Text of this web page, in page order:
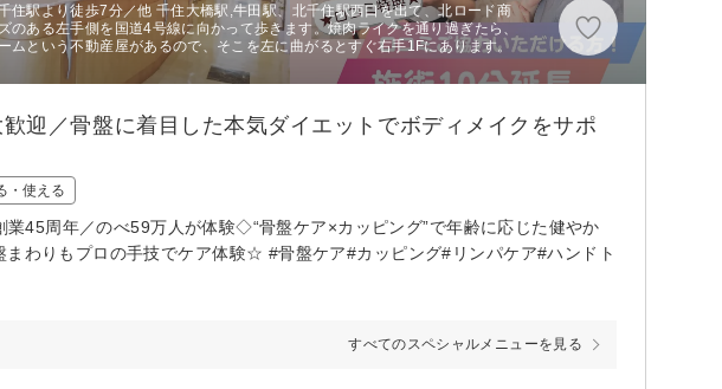
住駅より徒歩7分／他 千住大橋駅,牛田駅、北千住駅西口を出て、北ロード商
のある左手側を国道4号線に向かって歩きます。焼肉ライクを通り過ぎたら、
ムという不動産屋があるので、そこを左に曲がるとすぐ右手1Fにあります。
迎／骨盤に着目した本気ダイエットでボディメイクをサポ
・使える
45周年／のべ59万人が体験◇“骨盤ケア×カッピング”で年齢に応じた健やか
わりもプロの手技でケア体験☆ #骨盤ケア#カッピング#リンパケア#ハンドト
すべてのスペシャルメニューを見る